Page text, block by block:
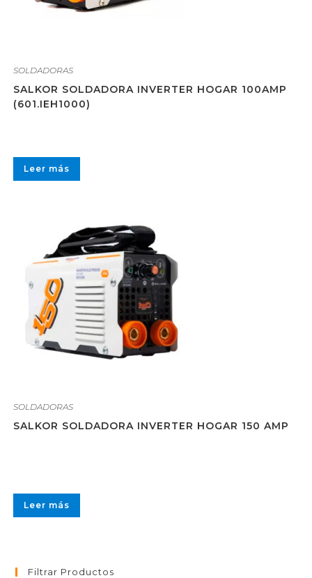
SOLDADORAS
SALKOR SOLDADORA INVERTER HOGAR 100AMP
(601.IEH1000)
Leer más
SOLDADORAS
SALKOR SOLDADORA INVERTER HOGAR 150 AMP
Leer más
Filtrar Productos